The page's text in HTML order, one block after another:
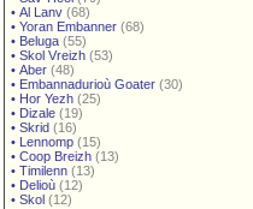
• Al Lanv (68)
• Yoran Embanner (68)
• Beluga (55)
• Skol Vreizh (53)
• Aber (48)
• Embannadurioù Goater (30)
• Hor Yezh (25)
• Dizale (19)
• Skrid (16)
• Lennomp (15)
• Coop Breizh (13)
• Timilenn (13)
• Delioù (12)
• Skol (12)